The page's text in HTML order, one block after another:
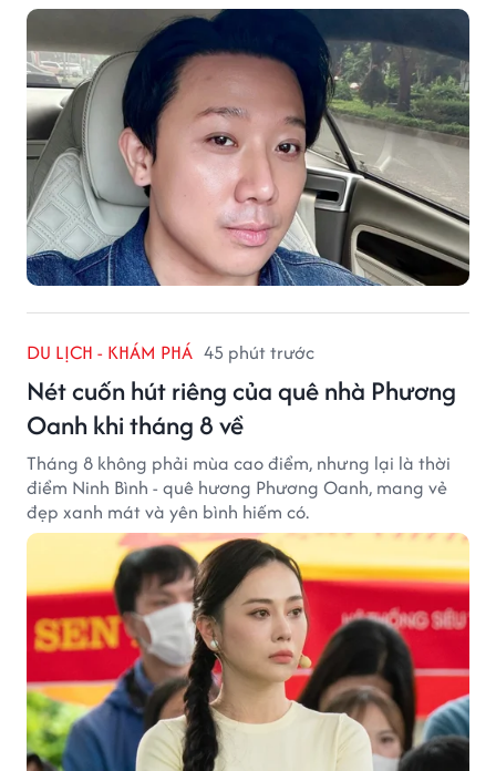
DU LỊCH - KHÁM PHÁ 45 phút trước
Nét cuốn hút riêng của quê nhà Phương
Oanh khi tháng 8 về
Tháng 8 không phải mùa cao điểm, nhưng lại là thời
điểm Ninh Bình - quê hương Phương Oanh, mang vẻ
đẹp xanh mát và yên bình hiếm có.